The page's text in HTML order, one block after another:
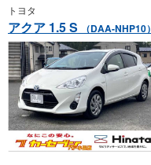
トヨタ
アクア 1.5 S （DAA-NHP10）